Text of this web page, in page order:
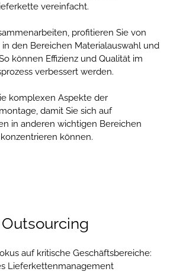
vereinfacht.
profitieren Sie von
den Bereichen Materialauswahl und
können Effizienz und Qualität im
verbessert werden.
komplexen Aspekte der
damit Sie sich auf
in anderen wichtigen Bereichen
können.
auf kritische Geschäftsbereiche:
Lieferkettenmanagement